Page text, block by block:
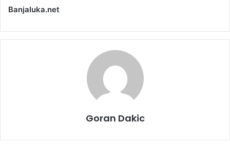
Banjaluka.net
Goran Dakic